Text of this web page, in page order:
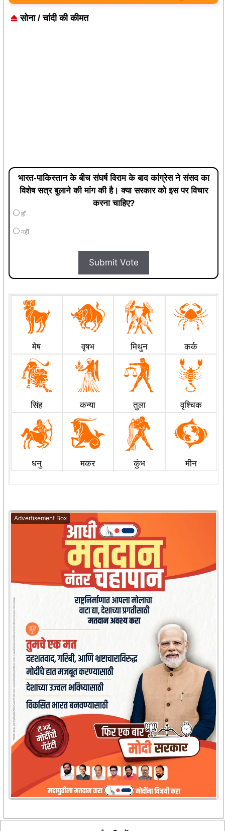
सोना / चांदी की कीमत
भारत-पाकिस्तान के बीच संघर्ष विराम के बाद कांग्रेस ने संसद का
विशेष सत्र बुलाने की मांग की है। क्या सरकार को इस पर विचार
करना चाहिए?
हाँ
नहीं
Submit Vote
मेष वृषभ मिथुन कर्क
सिंह कन्या तुला वृश्चिक
धनु मकर कुंभ मीन
Advertisement Box